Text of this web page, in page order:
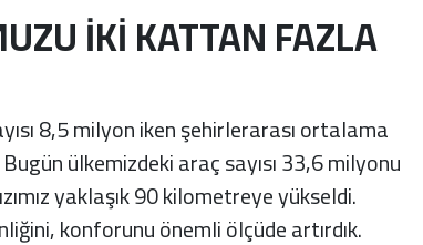
İKİ KATTAN FAZLA
8,5 milyon iken şehirlerarası ortalama
ülkemizdeki araç sayısı 33,6 milyonu
yaklaşık 90 kilometreye yükseldi.
konforunu önemli ölçüde artırdık.